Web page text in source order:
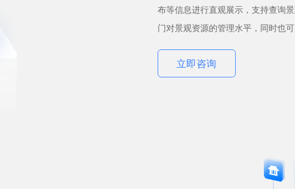
布等信息进行直观展示，支持查询
门对景观资源的管理水平，同时也
立即咨询